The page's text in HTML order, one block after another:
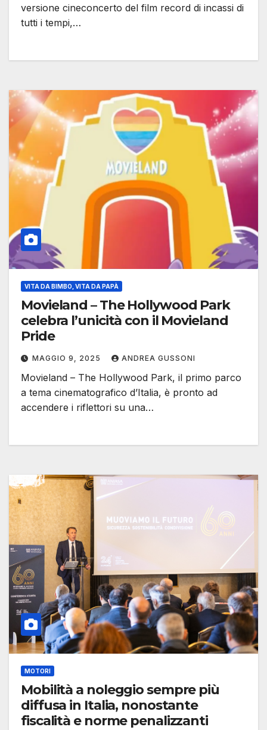
versione cineconcerto del film record di incassi di
tutti i tempi,…
VITA DA BIMBO, VITA DA PAPÀ
Movieland – The Hollywood Park
celebra l’unicità con il Movieland
Pride
MAGGIO 9, 2025 ANDREA GUSSONI
Movieland – The Hollywood Park, il primo parco
a tema cinematografico d’Italia, è pronto ad
accendere i riflettori su una…
MOTORI
Mobilità a noleggio sempre più
diffusa in Italia, nonostante
fiscalità e norme penalizzanti